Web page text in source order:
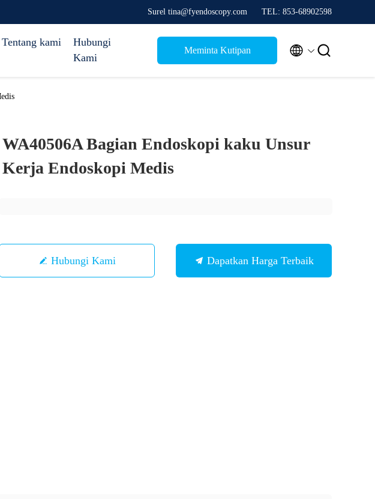
Surel tina@fyendoscopy.com TEL: 853-68902598
Tentang kami
Hubungi
Kami
Meminta Kutipan  
WA40506A Bagian Endoskopi kaku Unsur
Kerja Endoskopi Medis
Hubungi Kami Dapatkan Harga Terbaik